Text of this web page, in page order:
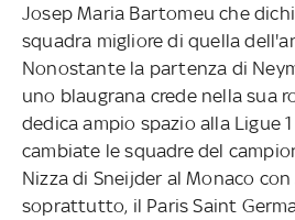
Josep Maria Bartomeu che
squadra migliore di quella
Nonostante la partenza di
uno blaugrana crede nella sua
dedica ampio spazio alla Ligue
cambiate le squadre del
Nizza di Sneijder al Monaco
soprattutto, il Paris Saint